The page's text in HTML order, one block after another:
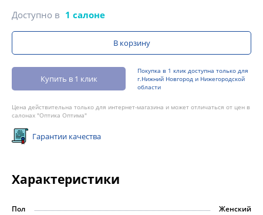
Доступно в 1 салоне
В корзину
Купить в 1 клик
Покупка в 1 клик доступна только для
г.Нижний Новгород и Нижегородской
области
Цена действительна только для интернет-магазина и может отличаться от цен в
салонах "Оптика Оптима"
Гарантии качества
Характеристики
Пол
Женский